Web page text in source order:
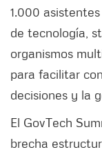
1.000
de tecnología,
organismos
para facilitar
decisiones y la
El GovTech
brecha